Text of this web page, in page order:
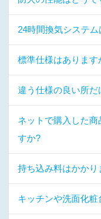
24時間換気システ
標準仕様はあります
違う仕様の良い所
ネットで購入した
すか?
持ち込み料はかかり
キッチンや洗面化